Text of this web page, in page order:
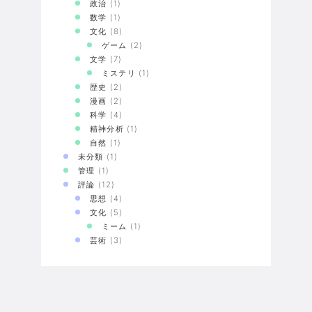
政治 (1)
数学 (1)
文化 (8)
ゲーム (2)
文学 (7)
ミステリ
(1)
歴史 (2)
漫画 (2)
科学 (4)
精神分析 (1)
自然 (1)
未分類 (1)
管理 (1)
評論 (12)
思想 (4)
文化 (5)
ミーム (1)
芸術 (3)